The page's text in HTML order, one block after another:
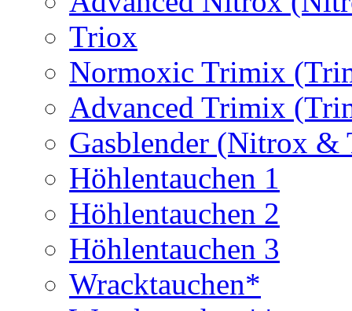
Triox
Normoxic Trimix
Advanced Trimix
Gasblender (Nitrox
Höhlentauchen 1
Höhlentauchen 2
Höhlentauchen 3
Wracktauchen*